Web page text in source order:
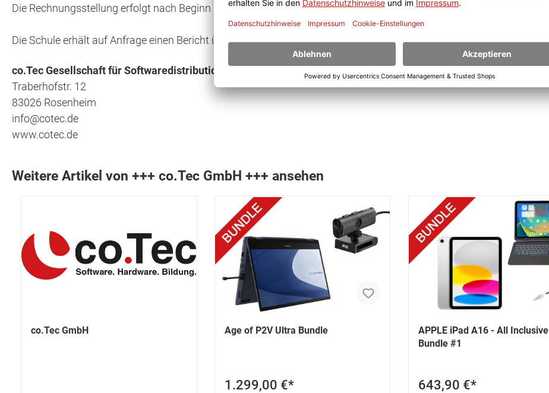
Die Rechnungsstellung erfolgt nach Beginn der Vereinbarung jährlich.
Die Schule erhält auf Anfrage einen Bericht über die in Anspruch genommenen Stunden.
co.Tec Gesellschaft für Softwaredistribution mbH
Traberhofstr. 12
83026 Rosenheim
info@cotec.de
www.cotec.de
Weitere Artikel von +++ co.Tec GmbH +++ ansehen
co.Tec GmbH Age of P2V Ultra Bundle
1.299,00 €*
APPLE iPad A16 - All Inclusive
Bundle #1
643,90 €*